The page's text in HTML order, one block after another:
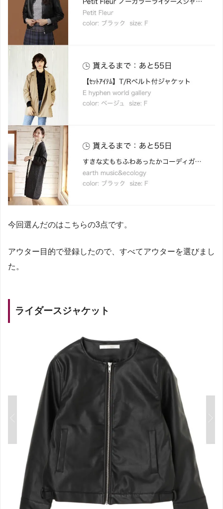
今回選んだのはこちらの3点です。
アウター目的で登録したので、すべてアウターを選びまし
た。
ライダースジャケット